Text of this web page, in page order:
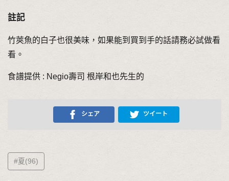
註記
竹莢魚的白子也很美味，如果能到買到手的話請務必試做看
看。
食譜提供 : Negio壽司 根岸和也先生的
シェア ツイート
#夏(96)